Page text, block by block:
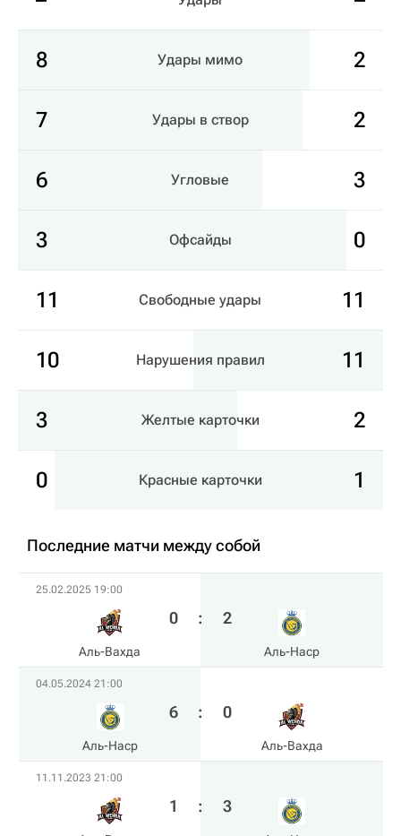
8 Удары мимо 2
7 Удары в створ 2
6 Угловые 3
3 Офсайды 0
11 Свободные удары 11
10 Нарушения правил 11
3 Желтые карточки 2
0 Красные карточки 1
Последние матчи между собой
25.02.2025 19:00
Аль-Вахда
0 : 2
Аль-Наср
04.05.2024 21:00
Аль-Наср
6 : 0
Аль-Вахда
11.11.2023 21:00
1 : 3